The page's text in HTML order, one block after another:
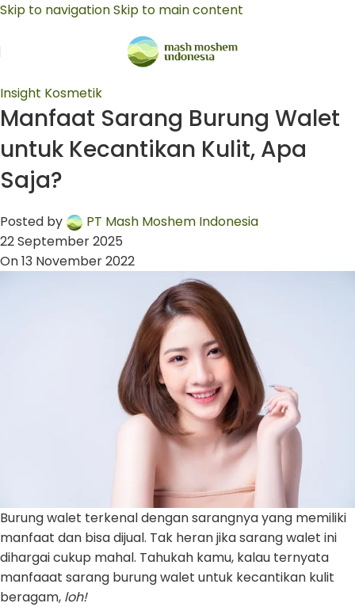
Skip to navigationSkip to main content
Insight Kosmetik
Manfaat Sarang Burung Walet
untuk Kecantikan Kulit, Apa
Saja?
Posted by
PT Mash Moshem Indonesia
22 September 2025
On 13 November 2022
Burung walet terkenal dengan sarangnya yang memiliki
manfaat dan bisa dijual. Tak heran jika sarang walet ini
dihargai cukup mahal. Tahukah kamu, kalau ternyata
manfaaat sarang burung walet untuk kecantikan kulit
beragam, loh!